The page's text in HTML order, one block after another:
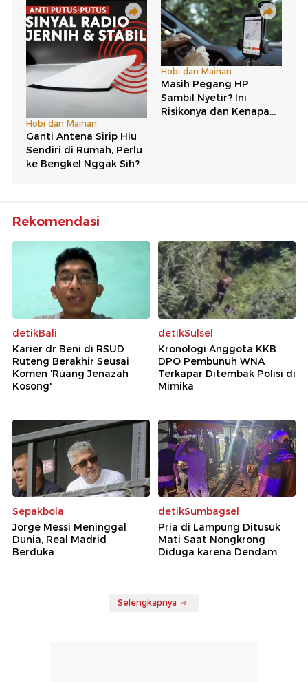
Rekomendasi
detikBali
Karier dr Beni di RSUD
Ruteng Berakhir Seusai
Komen 'Ruang Jenazah
Kosong'
detikSulsel
Kronologi Anggota KKB
DPO Pembunuh WNA
Terkapar Ditembak Polisi di
Mimika
Sepakbola
Jorge Messi Meninggal
Dunia, Real Madrid
Berduka
detikSumbagsel
Pria di Lampung Ditusuk
Mati Saat Nongkrong
Diduga karena Dendam
Selengkapnya